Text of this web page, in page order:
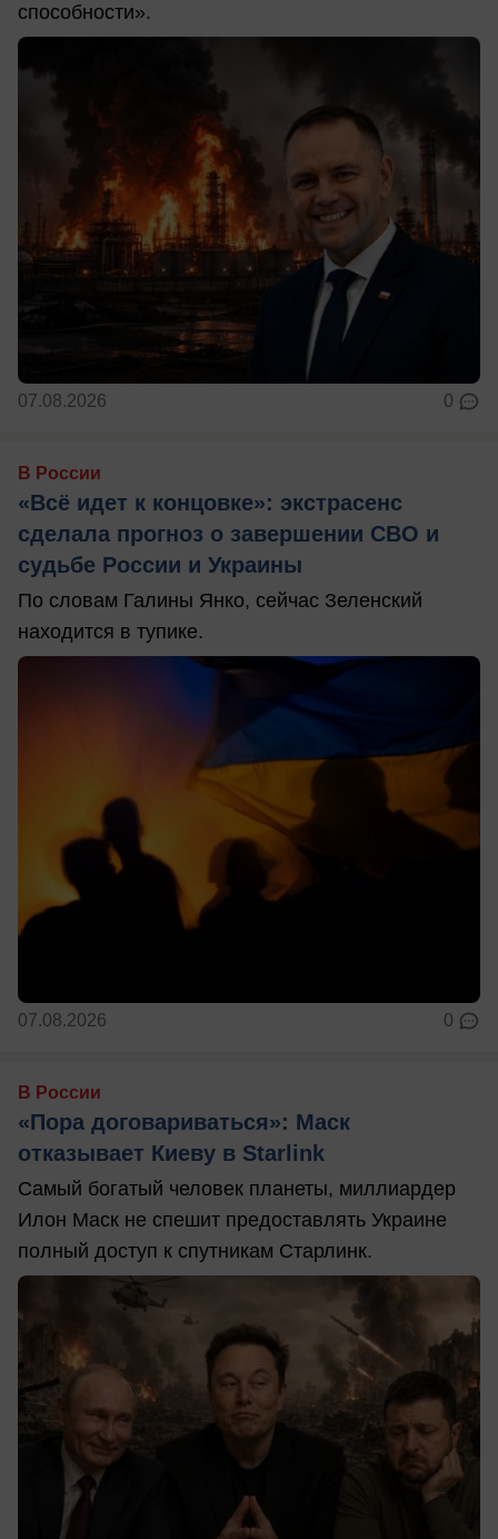
способности».
07.08.2026 0
В России
«Всё идет к концовке»: экстрасенс
сделала прогноз о завершении СВО и
судьбе России и Украины
По словам Галины Янко, сейчас Зеленский
находится в тупике.
07.08.2026 0
В России
«Пора договариваться»: Маск
отказывает Киеву в Starlink
Самый богатый человек планеты, миллиардер
Илон Маск не спешит предоставлять Украине
полный доступ к спутникам Старлинк.